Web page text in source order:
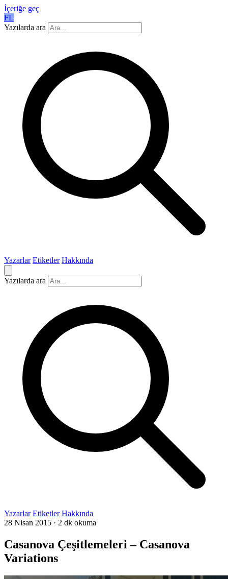
İçeriğe geç
FL
Yazılarda ara
Yazarlar Etiketler Hakkında
Yazılarda ara
Yazarlar Etiketler Hakkında
28 Nisan 2015 · 2 dk okuma
Casanova Çeşitlemeleri – Casanova
Variations